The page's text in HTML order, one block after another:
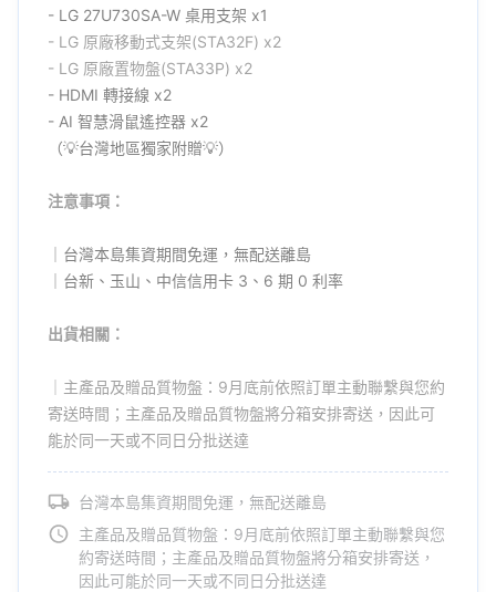
- LG 27U730SA-W 桌用支架 x1
- LG 原廠移動式支架(STA32F) x2
- LG 原廠置物盤(STA33P) x2
- HDMI 轉接線 x2
- AI 智慧滑鼠遙控器 x2
（💡台灣地區獨家附贈💡）
注意事項：
｜台灣本島集資期間免運，無配送離島
｜台新、玉山、中信信用卡 3、6 期 0 利率
出貨相關：
｜主產品及贈品質物盤：9月底前依照訂單主動聯繫與您約
寄送時間；主產品及贈品質物盤將分箱安排寄送，因此可
能於同一天或不同日分批送達
台灣本島集資期間免運，無配送離島
主產品及贈品質物盤：9月底前依照訂單主動聯繫與您
約寄送時間；主產品及贈品質物盤將分箱安排寄送，
因此可能於同一天或不同日分批送達